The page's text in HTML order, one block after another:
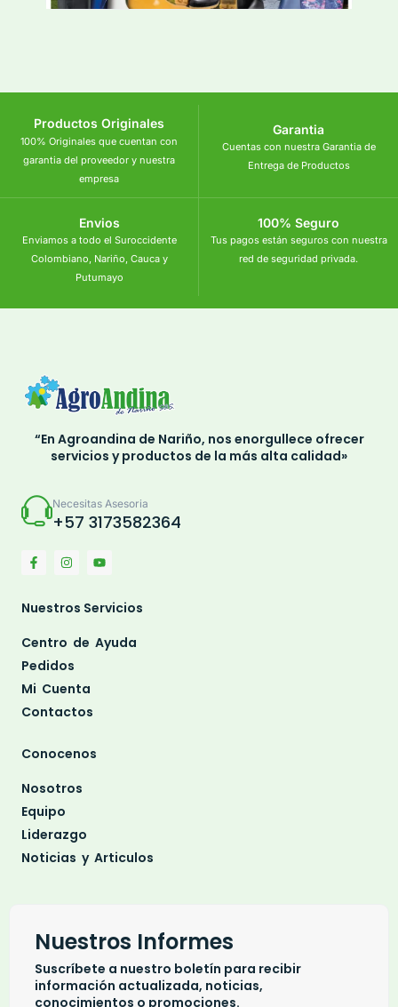
Productos Originales
100% Originales que cuentan con
garantia del proveedor y nuestra
empresa
Garantia
Cuentas con nuestra Garantia de
Entrega de Productos
Envios
Enviamos a todo el Suroccidente
Colombiano, Nariño, Cauca y
Putumayo
100% Seguro
Tus pagos están seguros con nuestra
red de seguridad privada.
“En Agroandina de Nariño, nos enorgullece ofrecer
servicios y productos de la más alta calidad»
Necesitas Asesoria
+57 3173582364
Nuestros Servicios
Centro de Ayuda
Pedidos
Mi Cuenta
Contactos
Conocenos
Nosotros
Equipo
Liderazgo
Noticias y Articulos
Nuestros Informes
Suscríbete a nuestro boletín para recibir
información actualizada, noticias,
conocimientos o promociones.